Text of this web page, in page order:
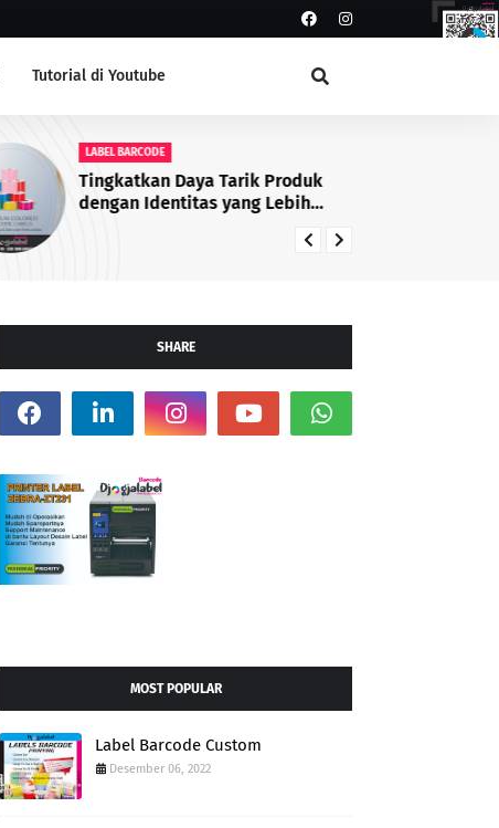
Tutorial di Youtube
LABEL BARCODE
Tingkatkan Daya Tarik Produk
dengan Identitas yang Lebih
SHARE
MOST POPULAR
Label Barcode Custom
Desember 06, 2022